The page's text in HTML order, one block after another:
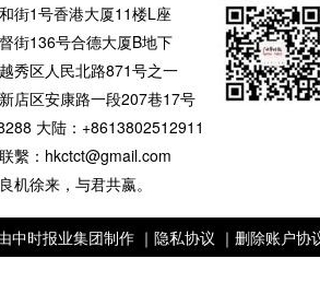
街1号香港大厦11楼L座
街136号合德大厦B地下
秀区人民北路871号之一
店区安康路一段207巷17号
大陆：+8613802512911
繫：hkctct@gmail.com
机徐来，与君共嬴。
时报业集团制作 ｜ 隐私协议 ｜ 删除账户协